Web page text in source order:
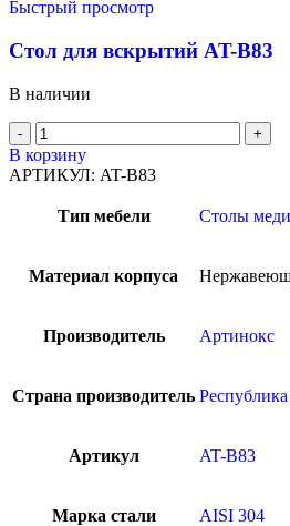
Быстрый просмотр
Стол для вскрытий AT-B83
В наличии
В корзину
АРТИКУЛ: AT-B83
Тип мебели Столы
Материал корпуса
Производитель Артинокс
Страна производитель
Артикул AT-B83
Марка стали AISI 304